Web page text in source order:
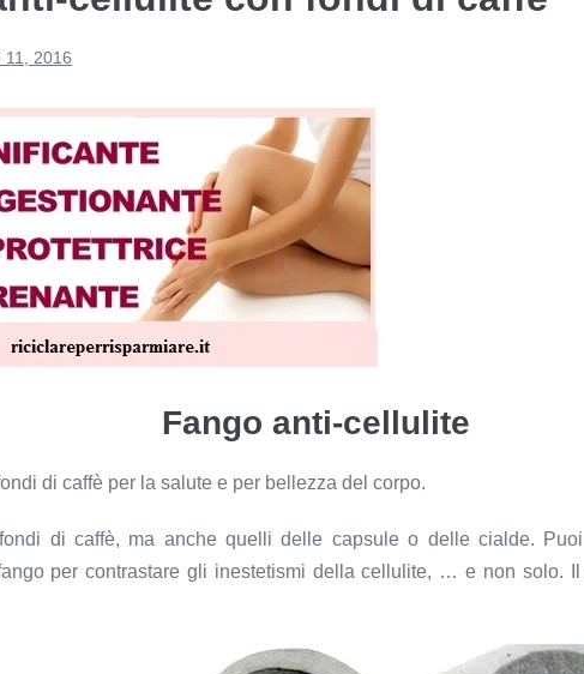
11, 2016
Fango anti-cellulite
di caffè per la salute e per bellezza del corpo.
di caffè, ma anche quelli delle capsule o delle cialde.
per contrastare gli inestetismi della cellulite, … e non solo.